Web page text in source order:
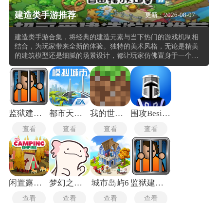
建造类手游推荐 更新：2026-08-07
建造类手游合集，将经典的建造元素与当下热门的游戏机制相
结合，为玩家带来全新的体验。独特的美术风格，无论是精美
的建筑模型还是细腻的场景设计，都让玩家仿佛置身于一个充
满想象力的世界中。在玩法上，突破了传统建造游戏的局限，
引入了策略、解谜等多种元素，建造的过程中需要不断思考和
规划。通过加入联盟、组队等玩法，玩家可以与朋友或陌生人
一起合作完成大型建造项目，共同对抗强大的敌人。这种社交
元素不仅增强了玩家之间的联系，也为游戏增添了更多的乐趣
和活力。监狱建筑师完整版
查看
都市天际线
查看
我的世界国际版
查看
围攻Besiege
查看
闲置露营帝国
查看
梦幻之城国际服
查看
城市岛屿6
查看
监狱建筑师MOD内置菜单
查看